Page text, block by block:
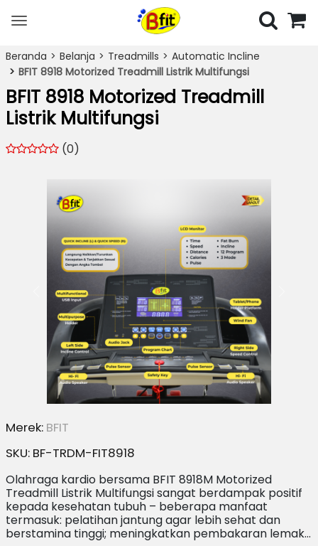
Toggle
Beranda
Belanja Treadmills
Automatic Incline
BFIT 8918 Motorized Treadmill Listrik Multifungsi
BFIT 8918 Motorized Treadmill
Listrik Multifungsi
(0)
Merek: BFIT
SKU: BF-TRDM-FIT8918
Olahraga kardio bersama BFIT 8918M Motorized
Treadmill Listrik Multifungsi sangat berdampak positif
kepada kesehatan tubuh – beberapa manfaat
termasuk: pelatihan jantung agar lebih sehat dan
berstamina tinggi; meningkatkan pembakaran lemak…